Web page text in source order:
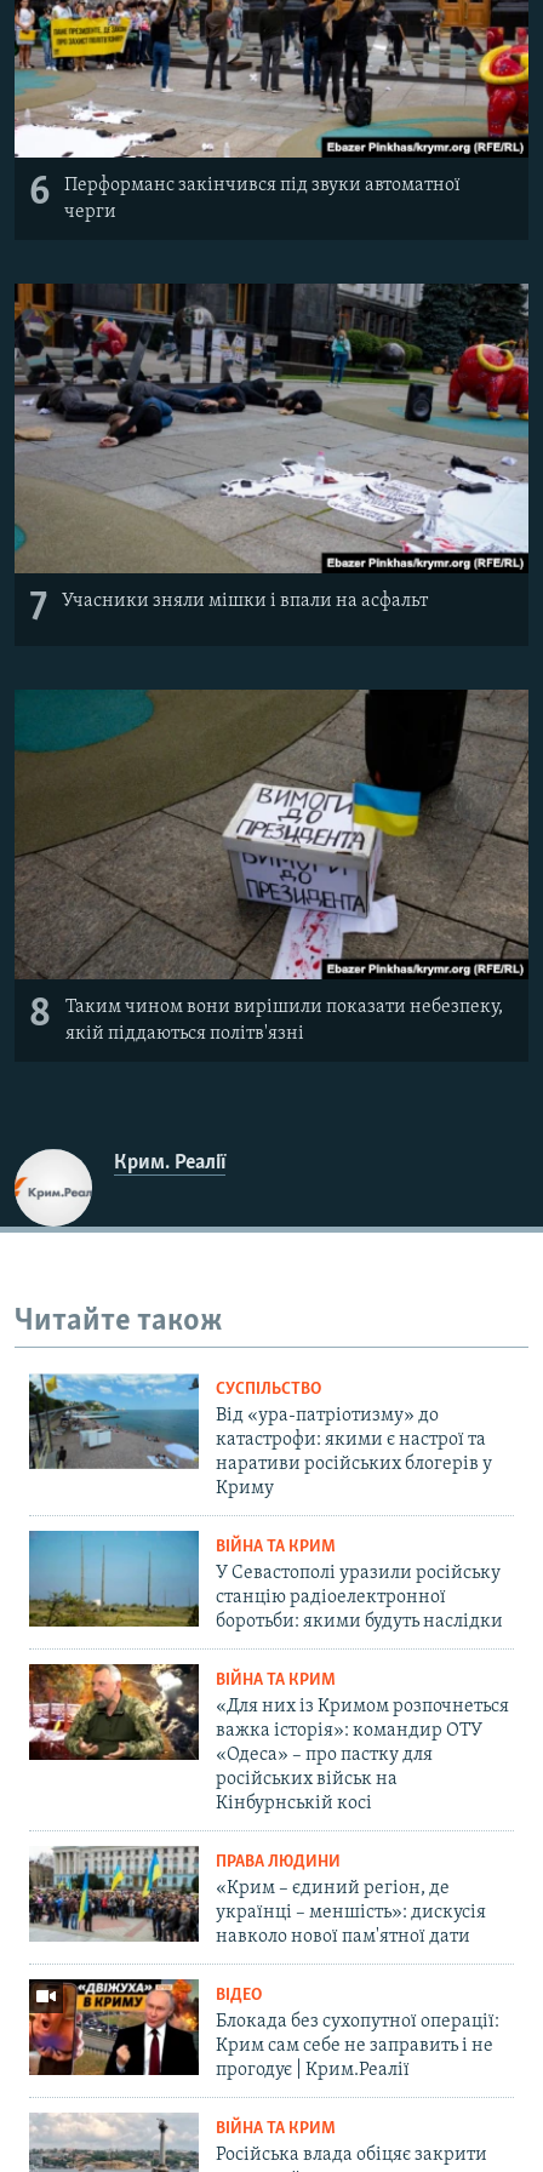
6
Перформанс закінчився під звуки автоматної
черги
7 Учасники зняли мішки і впали на асфальт
8
Таким чином вони вирішили показати небезпеку,
якій піддаються політв'язні
Крим. Реалії
Читайте також
СУСПІЛЬСТВО
Від «ура-патріотизму» до
катастрофи: якими є настрої та
наративи російських блогерів у
Криму
ВІЙНА ТА КРИМ
У Севастополі уразили російську
станцію радіоелектронної
боротьби: якими будуть наслідки
ВІЙНА ТА КРИМ
«Для них із Кримом розпочнеться
важка історія»: командир ОТУ
«Одеса» – про пастку для
російських військ на
Кінбурнській косі
ПРАВА ЛЮДИНИ
«Крим – єдиний регіон, де
українці – меншість»: дискусія
навколо нової пам'ятної дати
ВІДЕО
Блокада без сухопутної операції:
Крим сам себе не заправить і не
прогодує | Крим.Реалії
ВІЙНА ТА КРИМ
Російська влада обіцяє закрити